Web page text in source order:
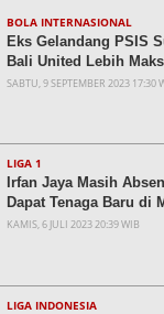
BOLA INTERNASIONAL
Eks Gelandang PSIS
Bali United Lebih
SABTU, 9 SEPTEMBER 2023 17:30
LIGA 1
Irfan Jaya Masih
Dapat Tenaga Baru di
KAMIS, 6 JULI 2023 20:39 WIB
LIGA INDONESIA